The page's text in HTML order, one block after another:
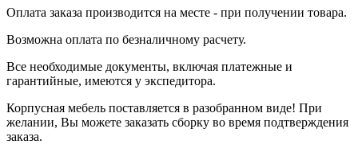
Оплата заказа производится на месте - при получении товара.
Возможна оплата по безналичному расчету.
Все необходимые документы, включая платежные и
гарантийные, имеются у экспедитора.
Корпусная мебель поставляется в разобранном виде! При
желании, Вы можете заказать сборку во время подтверждения
заказа.